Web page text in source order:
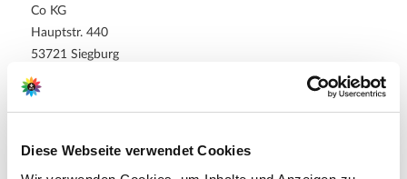
Diese Webseite verwendet Cookies
Co KG
Hauptstr. 440
53721 Siegburg
E-Mail: info@as-garten.de
Webseite: https://www.as-